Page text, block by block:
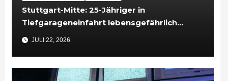
Stuttgart-Mitte: 25-Jähriger in
Tiefgarageneinfahrt lebensgefährlich
verletzt
JULI 22, 2026